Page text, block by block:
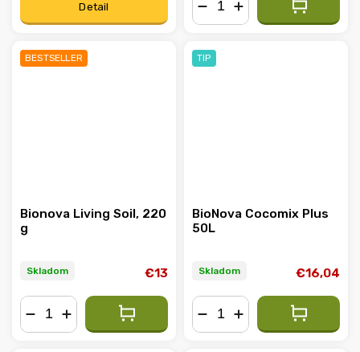
Detail
BESTSELLER
Bionova Living Soil, 220
g
Skladom €13
TIP
BioNova Cocomix Plus
50L
Skladom €16,04